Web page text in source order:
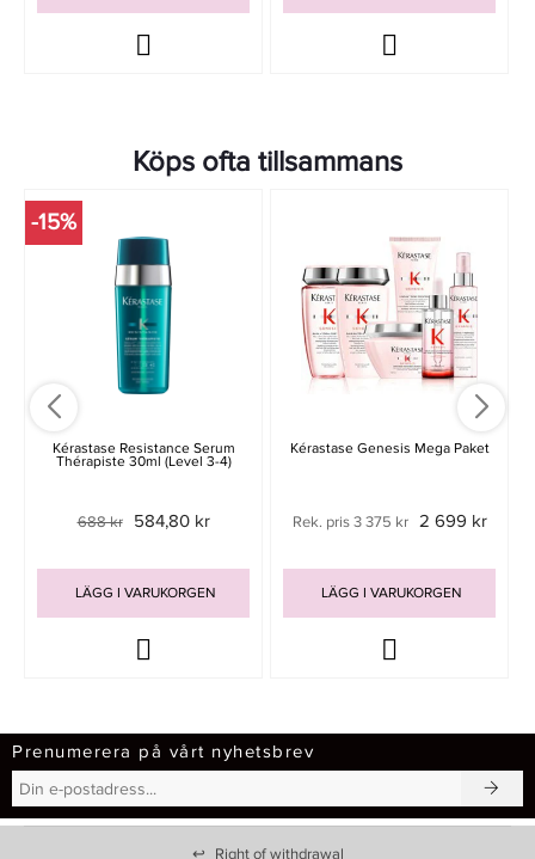
Köps ofta tillsammans
-15%
Kérastase Resistance Serum
Thérapiste 30ml (Level 3-4)
688 kr 584,80 kr
LÄGG I VARUKORGEN
Kérastase Genesis Mega Paket
Rek. pris 3 375 kr 2 699 kr
LÄGG I VARUKORGEN
Prenumerera på vårt nyhetsbrev
↩ Right of withdrawal